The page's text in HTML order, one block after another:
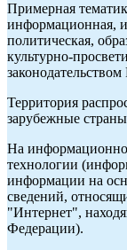
Примерная
информационная,
политическая,
культурно-
Территория
зарубежные страны
На
технологии
информации на
сведений,
"Интернет",
Федерации).